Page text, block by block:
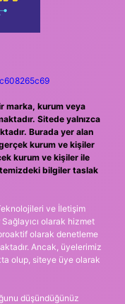
marka, kurum veya
Sitede yalnızca
Burada yer alan
kurum ve kişiler
kurum ve kişiler ile
bilgiler taslak
ve İletişim
olarak hizmet
olarak denetleme
Ancak, üyelerimiz
olup, siteye üye olarak
düşündüğünüz